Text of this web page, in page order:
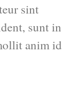
sint
sunt in
anim id